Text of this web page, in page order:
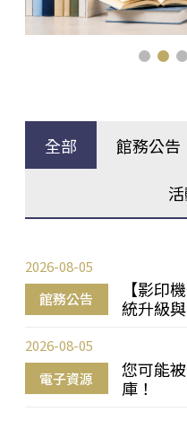
全部 館務公告
館務公告
【影印
統升級
2026-08-05
電子資源
您可能
庫！
2026-08-05